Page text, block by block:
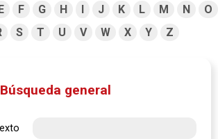
F G H I J K L M N
O
S T U V W X Y Z
Búsqueda general